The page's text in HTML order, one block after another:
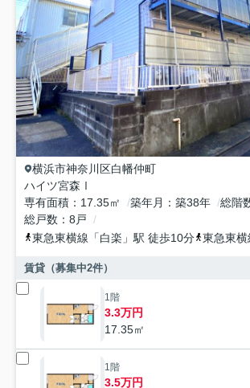
横浜市神奈川区白幡仲町
ハイツ宮森Ⅰ
専有面積
17.35㎡ 築年月 築38年 総階
総戸数
8戸
東急東横線 「白楽 」駅 徒歩10分 東急東横
賃貸（募集中2件）
1階
3.3万円
17.35㎡
1階
3.5万円